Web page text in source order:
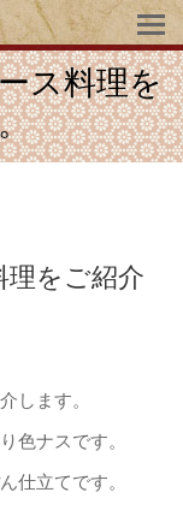
ス料理を
をご紹介
します。
色ナスです。
仕立てです。